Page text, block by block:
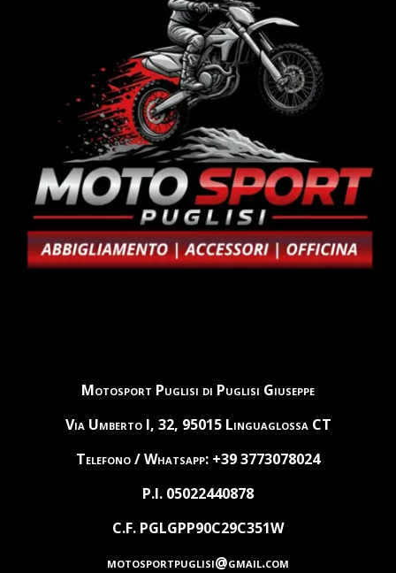
Motosport Puglisi di Puglisi Giuseppe
Via Umberto I, 32, 95015 Linguaglossa CT
Telefono / Whatsapp: +39 3773078024
P.I. 05022440878
C.F. PGLGPP90C29C351W
motosportpuglisi@gmail.com